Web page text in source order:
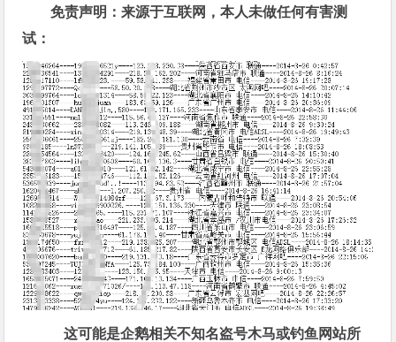
免责声明：来源于互联网，本人未做任何有害测
试：
这可能是企鹅相关不知名盗号木马或钓鱼网站所